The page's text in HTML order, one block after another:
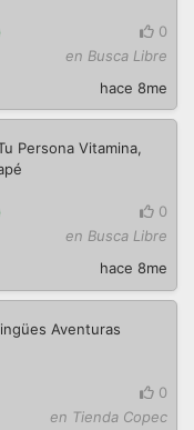
0
en Busca Libre
hace 8me
Persona Vitamina,
0
en Busca Libre
hace 8me
Aventuras
0
en Tienda Copec